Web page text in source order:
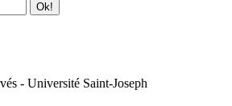
- Université Saint-Joseph